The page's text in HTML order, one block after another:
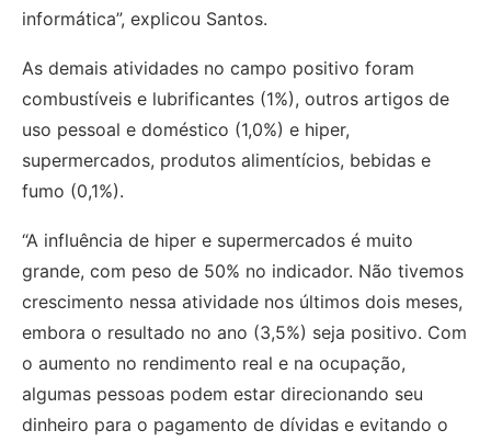
informática”, explicou Santos.
As demais atividades no campo positivo foram
combustíveis e lubrificantes (1%), outros artigos de
uso pessoal e doméstico (1,0%) e hiper,
supermercados, produtos alimentícios, bebidas e
fumo (0,1%).
“A influência de hiper e supermercados é muito
grande, com peso de 50% no indicador. Não tivemos
crescimento nessa atividade nos últimos dois meses,
embora o resultado no ano (3,5%) seja positivo. Com
o aumento no rendimento real e na ocupação,
algumas pessoas podem estar direcionando seu
dinheiro para o pagamento de dívidas e evitando o